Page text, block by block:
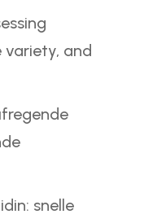
and
snelle